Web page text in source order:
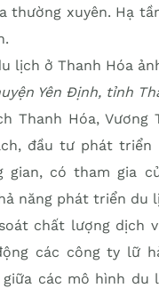
thường xuyên. Hạ
Yên Định, tỉnh
Thanh Hóa, Vương
đầu tư phát
gian, có tham gia
năng phát triển du
chất lượng dịch
các công ty lữ
các mô hình du